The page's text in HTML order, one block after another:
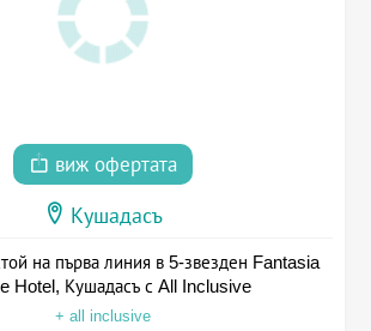
виж офертата
Кушадасъ
на първа линия в 5-звезден Fantasia
Hotel, Кушадасъ с All Inclusive
+ all inclusive